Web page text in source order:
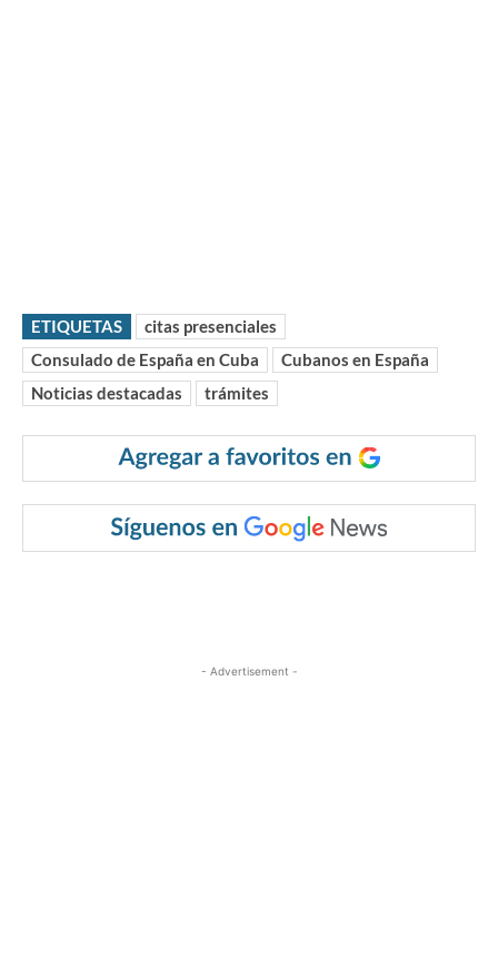
ETIQUETAS
citas presenciales
Consulado de España en Cuba
Cubanos en España
Noticias destacadas
trámites
- Advertisement -